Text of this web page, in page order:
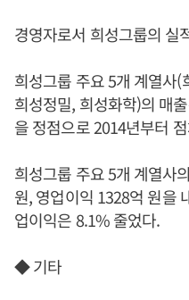
경영자로서 희성그룹의 실
희성그룹 주요 5개 계열사
희성정밀, 희성화학)의 매
을 정점으로 2014년부터
희성그룹 주요 5개 계열사
원, 영업이익 1328억 원을
업이익은 8.1% 줄었다.
◆ 기타